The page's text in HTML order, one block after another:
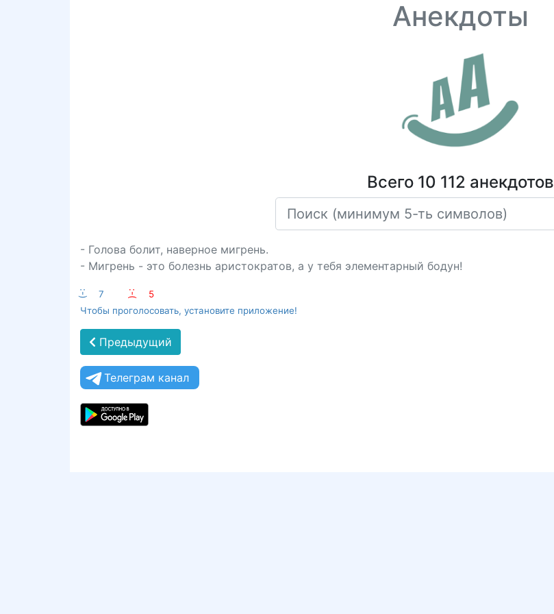
Анекдоты
Всего 10 112 анекдотов
- Голова болит, наверное мигрень.
- Мигрень - это болезнь аристократов, а у тебя элементарный бодун!
:-) 7 :-(
5
Чтобы проголосовать, установите приложение!
Предыдущий
Телеграм канал